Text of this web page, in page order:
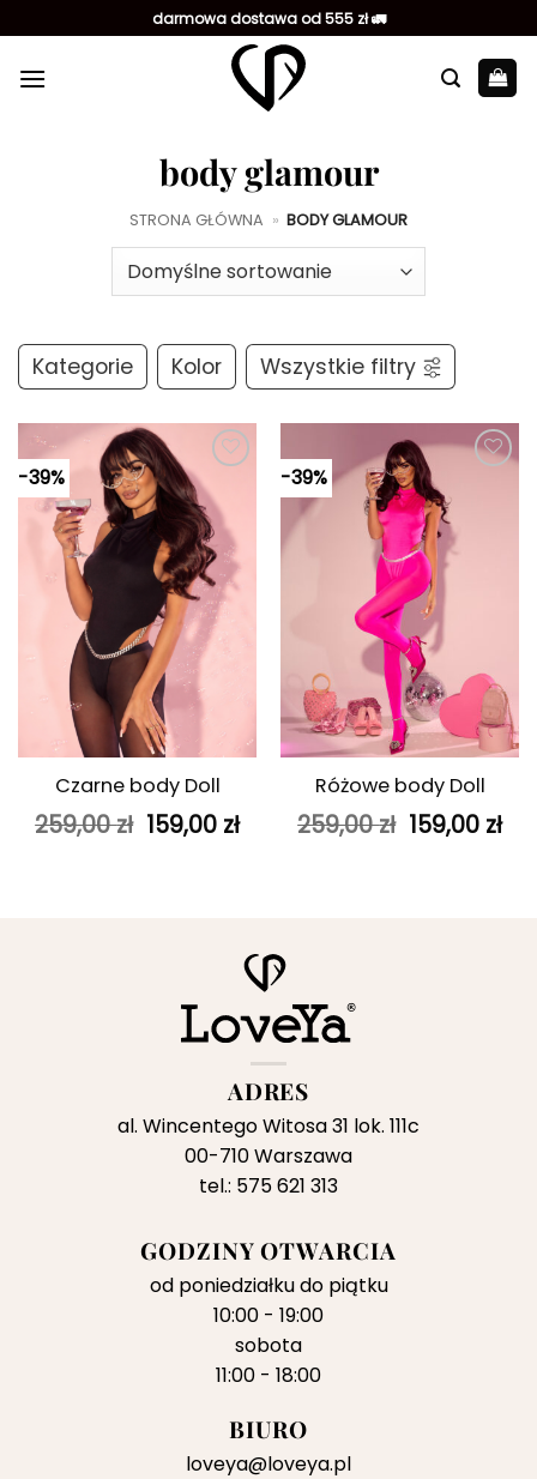
do
zawartości
darmowa dostawa od 555 zł 🚛
body glamour
STRONA GŁÓWNA » BODY GLAMOUR
Kategorie Kolor Wszystkie filtry
-39%
Dodaj do
ulubionych
Czarne body Doll
259,00zł Pierwotna
cena
159,00 złAktualna
-39%
ulubionych
Różowe body Doll
259,00zł Pierwotna
cena
159,00 zł
ADRES
al. Wincentego Witosa 31 lok. 111c
00-710 Warszawa
tel.: 575 621 313
GODZINY OTWARCIA
od poniedziałku do piątku
10:00 - 19:00
sobota
11:00 - 18:00
BIURO
loveya@loveya.pl